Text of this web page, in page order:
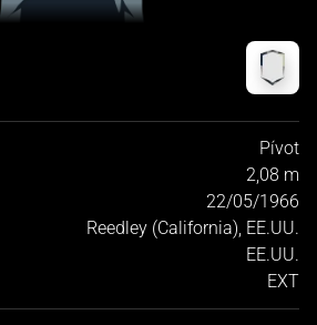
Pívot
2,08 m
22/05/1966
Reedley (California), EE.UU.
EE.UU.
EXT